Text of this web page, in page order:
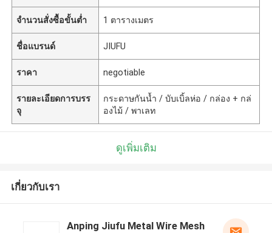
จำนวนสั่งซื้อขั้นต่ำ 1 ตารางเมตร
ชื่อแบรนด์ JIUFU
ราคา negotiable
รายละเอียดการบรร
จุ
กระดาษกันน้ำ / บับเบิ้ลห่อ / กล่อง + กล่
องไม้ / พาเลท
ดูเพิ่มเติม
เกี่ยวกับเรา
Anping Jiufu Metal Wire Mesh